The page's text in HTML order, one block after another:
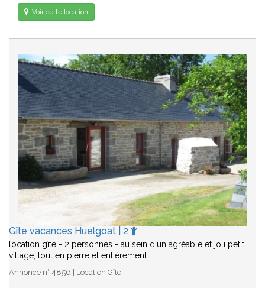
Voir cette location
Gîte vacances Huelgoat | 2
location gîte - 2 personnes - au sein d'un agréable et joli petit
village, tout en pierre et entièrement…
Annonce n° 4856 | Location Gîte